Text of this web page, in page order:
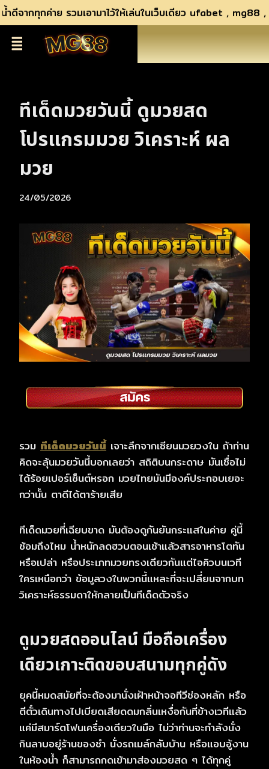
ทุกค่าย รวมเอามาไว้ให้เล่นในเว็บเดียว ufabet , mg88 ,
ทีเด็ดมวยวันนี้ ดูมวยสด
โปรแกรมมวย วิเคราะห์ ผล
มวย
24/05/2026
รวม ทีเด็ดมวยวันนี้เจาะลึกจากเซียนมวยวงใน ถ้าท่าน
คิดจะลุ้นมวยวันนี้บอกเลยว่า สถิติบนกระดาษ มันเชื่อไม่
ได้ร้อยเปอร์เซ็นต์หรอก มวยไทยมันมีองค์ประกอบเยอะ
กว่านั้น ตาดีได้ตาร้ายเสีย
ทีเด็ดมวยที่เฉียบขาด มันต้องดูกันยันกระแสในค่าย คู่นี้
ซ้อมถึงไหม น้ำหนักลดฮวบตอนเช้าแล้วสารอาหารโตทัน
หรือเปล่า หรือประเภทมวยทรงเดียวกันแต่ไอคิวบนเวที
ใครเหนือกว่า ข้อมูลวงในพวกนี้แหละที่จะเปลี่ยนจากบท
วิเคราะห์ธรรมดาให้กลายเป็นทีเด็ดตัวจริง
ดูมวยสดออนไลน์ มือถือเครื่อง
เดียวเกาะติดขอบสนามทุกคู่ดัง
ยุคนี้หมดสมัยที่จะต้องมานั่งเฝ้าหน้าจอทีวีช่องหลัก หรือ
ตีตั๋วเดินทางไปเบียดเสียดดมกลิ่นเหงื่อกันที่ข้างเวทีแล้ว
แค่มีสมาร์ตโฟนเครื่องเดียวในมือ ไม่ว่าท่านจะกำลังนั่ง
กินลาบอยู่ร้านของชำ นั่งรถเมล์กลับบ้าน หรือแอบอู้งาน
ในห้องน้ำ ก็สามารถกดเข้ามาส่องมวยสด ๆ ได้ทุกคู่